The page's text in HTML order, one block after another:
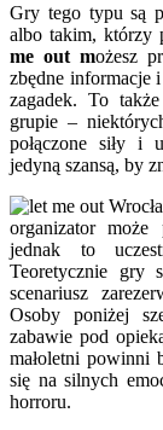
Gry tego typu są
albo takim, którzy
me out możesz
zbędne informacje
zagadek. To
grupie –
połączone siły i
jedyną szansą, by
organizator może
jednak to
Teoretycznie gry
scenariusz
Osoby poniżej
zabawie pod
małoletni powinni
się na silnych
horroru.